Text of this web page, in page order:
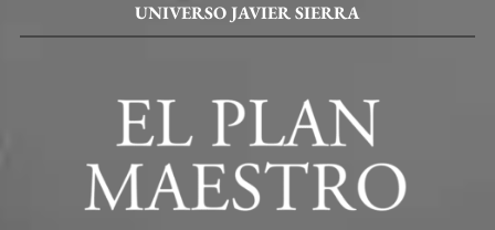
UNIVERSO JAVIER SIERRA